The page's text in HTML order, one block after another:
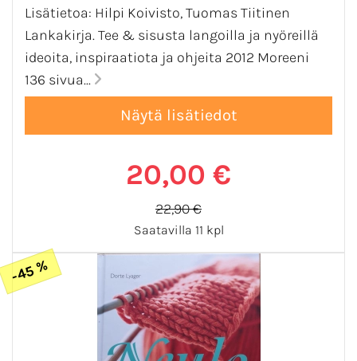
Lisätietoa: Hilpi Koivisto, Tuomas Tiitinen
Lankakirja. Tee & sisusta langoilla ja nyöreillä
ideoita, inspiraatiota ja ohjeita 2012 Moreeni
136 sivua...
20,00 €
22,90 €
Saatavilla 11 kpl
-45 %